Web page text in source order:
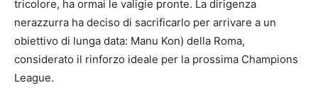
tricolore, ha ormai le valigie pronte. La dirigenza
nerazzurra ha deciso di sacrificarlo per arrivare a un
obiettivo di lunga data: Manu Kon) della Roma,
considerato il rinforzo ideale per la prossima Champions
League.